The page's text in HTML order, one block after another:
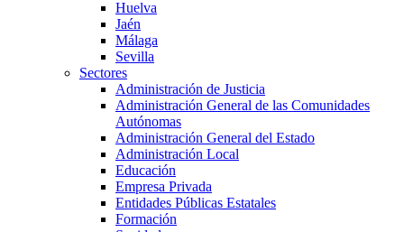
Huelva
Jaén
Málaga
Sevilla
Sectores
Administración de Justicia
Administración General de las Comunidades
Autónomas
Administración General del Estado
Administración Local
Educación
Empresa Privada
Entidades Públicas Estatales
Formación